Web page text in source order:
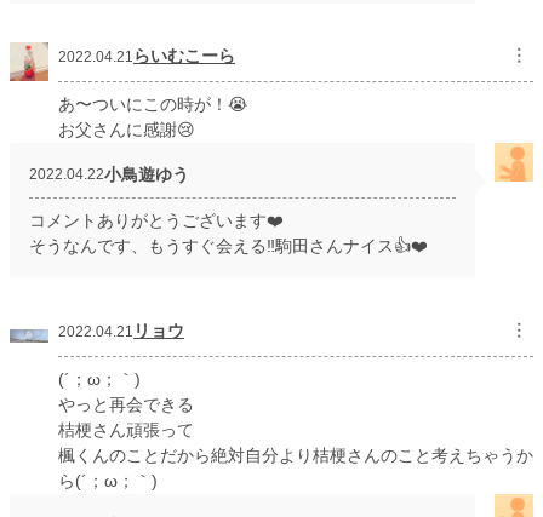
2022.04.21 らいむこーら ︙
あ〜ついにこの時が！😭
お父さんに感謝😢
2022.04.22小鳥遊ゆう
コメントありがとうございます❤️
そうなんです、もうすぐ会える‼️駒田さんナイス👍❤️
2022.04.21 リョウ ︙
(´；ω；｀)
やっと再会できる
桔梗さん頑張って
楓くんのことだから絶対自分より桔梗さんのこと考えちゃうか
ら(´；ω；｀)